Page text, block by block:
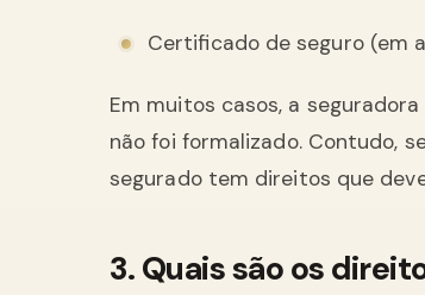
Certificado de seguro (em
Em muitos casos, a
não foi formalizado. Contudo,
segurado tem direitos que
3. Quais são os